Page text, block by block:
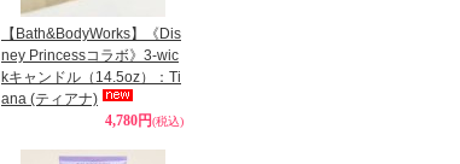
【Bath&BodyWorks】《Dis
ney Princessコラボ》3-wic
kキャンドル（14.5oz）：Ti
ana (ティアナ)
4,780円(税込)